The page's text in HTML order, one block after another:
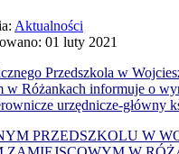
Aktualności
01 luty 2021
Przedszkola w
w Różankach informuje o
urzędnicze-główny
PRZEDSZKOLU W